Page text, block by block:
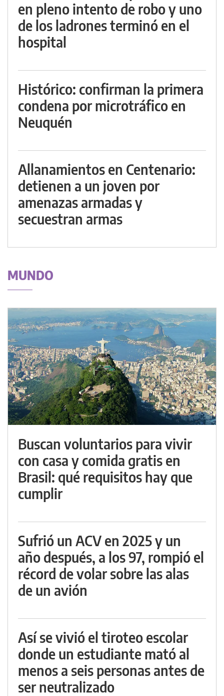
en pleno intento de robo y uno
de los ladrones terminó en el
hospital
Histórico: confirman la primera
condena por microtráfico en
Neuquén
Allanamientos en Centenario:
detienen a un joven por
amenazas armadas y
secuestran armas
MUNDO
Buscan voluntarios para vivir
con casa y comida gratis en
Brasil: qué requisitos hay que
cumplir
Sufrió un ACV en 2025 y un
año después, a los 97, rompió el
récord de volar sobre las alas
de un avión
Así se vivió el tiroteo escolar
donde un estudiante mató al
menos a seis personas antes de
ser neutralizado